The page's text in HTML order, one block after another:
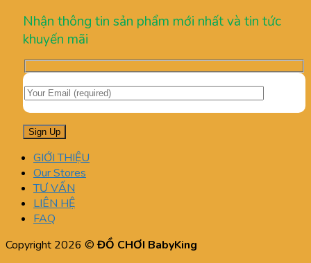
Nhận thông tin sản phẩm mới nhất và tin tức
khuyến mãi
GIỚI THIỆU
Our Stores
TƯ VẤN
LIÊN HỆ
FAQ
Copyright 2026 ©ĐỒ CHƠI BabyKing